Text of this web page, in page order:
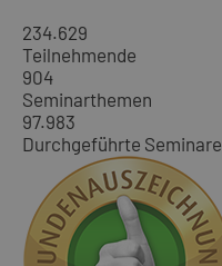
234.629
Teilnehmende
904
Seminarthemen
97.983
Durchgeführte Seminare